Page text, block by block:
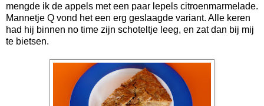
mengde ik de appels met een paar lepels citroenmarmelade.
Mannetje Q vond het een erg geslaagde variant. Alle keren
had hij binnen no time zijn schoteltje leeg, en zat dan bij mij
te bietsen.